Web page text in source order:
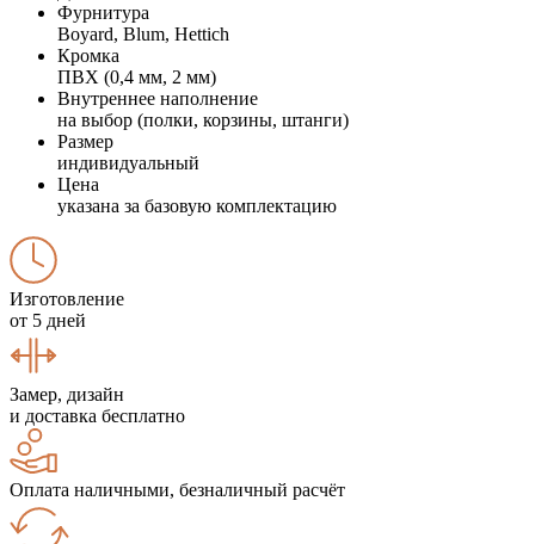
Фурнитура
Boyard, Blum, Hettich
Кромка
ПВХ (0,4 мм, 2 мм)
Внутреннее наполнение
на выбор (полки, корзины, штанги)
Размер
индивидуальный
Цена
указана за базовую комплектацию
Изготовление
от 5 дней
Замер, дизайн
и доставка бесплатно
Оплата наличными, безналичный расчёт